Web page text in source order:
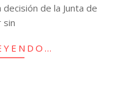
de la Junta de
sin